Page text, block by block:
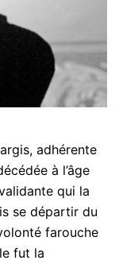
adhérente
à l’âge
qui la
se départir du
farouche
fut la